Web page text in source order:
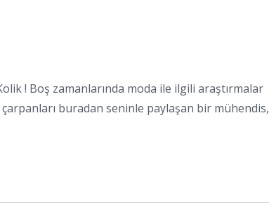
! Boş zamanlarında moda ile ilgili araştırmalar
buradan seninle paylaşan bir mühendis,